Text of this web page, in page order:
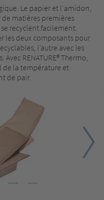
Le papier et l'amidon,
matières premières
recyclent facilement.
les deux composants pour
l’autre avec les
RENATURE® Thermo,
la température et
de pair.